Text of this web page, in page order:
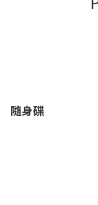
隨身碟